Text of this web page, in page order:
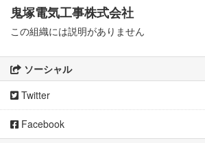
鬼塚電気工事株式会社
この組織には説明がありません
ソーシャル
Twitter
Facebook